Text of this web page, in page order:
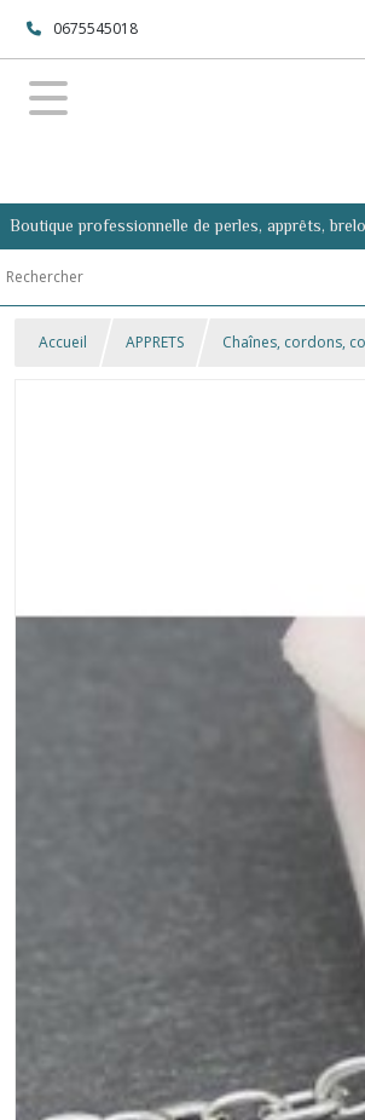
0675545018
Boutique professionnelle de perles, apprêts,
Accueil APPRETS Chaînes, cordons,